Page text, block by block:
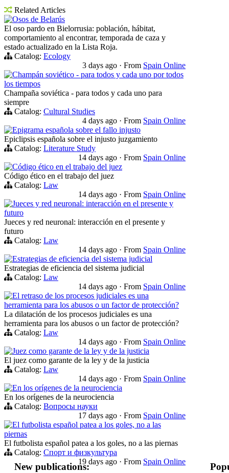
Related Articles
Osos de Belarús
El oso pardo en Bielorrusia: población, hábitat,
comportamiento al encontrar, temporada de caza y
estado actualizado en la Lista Roja.
Catalog: Ecology
3 days ago · From Spain Online
Champán soviético - para todos y cada uno por todos
los tiempos
Champaña soviética - para todos y cada uno para
siempre
Catalog: Cultural Studies
4 days ago · From Spain Online
Epigrama española sobre el fallo injusto
Epiclipsis española sobre el injusto juzgamiento
Catalog: Literature Study
14 days ago · From Spain Online
Código ético en el trabajo del juez
Código ético en el trabajo del juez
Catalog: Law
14 days ago · From Spain Online
Jueces y red neuronal: interacción en el presente y
futuro
Jueces y red neuronal: interacción en el presente y
futuro
Catalog: Law
14 days ago · From Spain Online
Estrategias de eficiencia del sistema judicial
Estrategias de eficiencia del sistema judicial
Catalog: Law
14 days ago · From Spain Online
El retraso de los procesos judiciales es una
herramienta para los abusos o un factor de protección?
La dilatación de los procesos judiciales es una
herramienta para los abusos o un factor de protección?
Catalog: Law
14 days ago · From Spain Online
Juez como garante de la ley y de la justicia
El juez como garante de la ley y de la justicia
Catalog: Law
14 days ago · From Spain Online
En los orígenes de la neurociencia
En los orígenes de la neurociencia
Catalog: Вопросы науки
17 days ago · From Spain Online
El futbolista español patea a los goles, no a las
piernas
El futbolista español patea a los goles, no a las piernas
Catalog: Спорт и физкультура
19 days ago · From Spain Online
New publications: